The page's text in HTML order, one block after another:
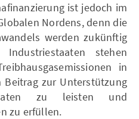
ist jedoch im
Nordens, denn die
werden zukünftig
stehen
in
zur Unterstützung
zu leisten und
zu erfüllen.